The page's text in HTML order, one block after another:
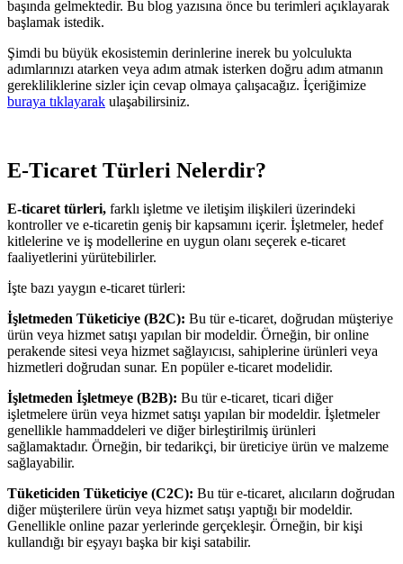
başında gelmektedir. Bu blog yazısına önce bu terimleri açıklayarak
başlamak istedik.
Şimdi bu büyük ekosistemin derinlerine inerek bu yolculukta
adımlarınızı atarken veya adım atmak isterken doğru adım atmanın
gerekliliklerine sizler için cevap olmaya çalışacağız. İçeriğimize
buraya tıklayarak ulaşabilirsiniz.
E-Ticaret Türleri Nelerdir?
E-ticaret türleri, farklı işletme ve iletişim ilişkileri üzerindeki
kontroller ve e-ticaretin geniş bir kapsamını içerir. İşletmeler, hedef
kitlelerine ve iş modellerine en uygun olanı seçerek e-ticaret
faaliyetlerini yürütebilirler.
İşte bazı yaygın e-ticaret türleri:
İşletmeden Tüketiciye (B2C): Bu tür e-ticaret, doğrudan müşteriye
ürün veya hizmet satışı yapılan bir modeldir. Örneğin, bir online
perakende sitesi veya hizmet sağlayıcısı, sahiplerine ürünleri veya
hizmetleri doğrudan sunar. En popüler e-ticaret modelidir.
İşletmeden İşletmeye (B2B): Bu tür e-ticaret, ticari diğer
işletmelere ürün veya hizmet satışı yapılan bir modeldir. İşletmeler
genellikle hammaddeleri ve diğer birleştirilmiş ürünleri
sağlamaktadır. Örneğin, bir tedarikçi, bir üreticiye ürün ve malzeme
sağlayabilir.
Tüketiciden Tüketiciye (C2C): Bu tür e-ticaret, alıcıların doğrudan
diğer müşterilere ürün veya hizmet satışı yaptığı bir modeldir.
Genellikle online pazar yerlerinde gerçekleşir. Örneğin, bir kişi
kullandığı bir eşyayı başka bir kişi satabilir.